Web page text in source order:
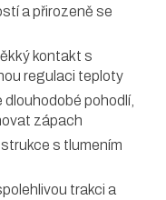
a přirozeně se
kontakt s
regulaci teploty
pohodlí,
zápach
s tlumením
trakci a